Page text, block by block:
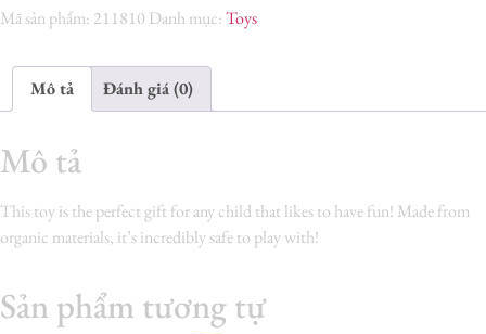
Mã sản phẩm: 211810 Danh mục:Toys
Mô tả Đánh giá (0)
Mô tả
This toy is the perfect gift for any child that likes to have fun! Made from
organic materials, it’s incredibly safe to play with!
Sản phẩm tương tự